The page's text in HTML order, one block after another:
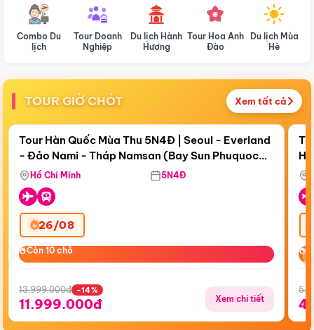
Combo Du
lịch
Tour Doanh
Nghiệp
Du lịch Hành
Hương
Tour Hoa Anh
Đào
Du lịch Mùa
Hè
TOUR GIỜ CHÓT Xem tất cả
Còn18 ngày 20:42:32
Bay Sun Phuquoc Airways
Điểm nổi bật
Tour Hàn Quốc Mùa Thu 5N4Đ | Seoul - Everland
- Đảo Nami - Tháp Namsan (Bay Sun Phuquoc
Airways)
Hồ Chí Minh 5N4Đ
26/08
Còn 10 chỗ
Còn 10 chỗ
13.999.000đ -14%
11.999.000đ Xem chi tiết